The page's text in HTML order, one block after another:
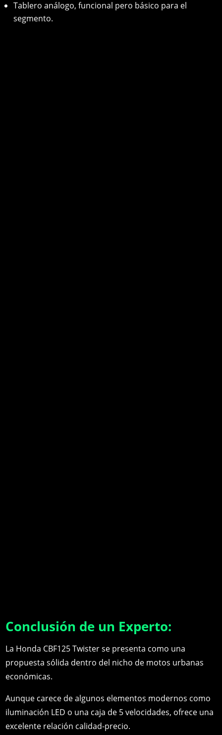
Tablero análogo, funcional pero básico para el
segmento.
Conclusión de un Experto:
La Honda CBF125 Twister se presenta como una
propuesta sólida dentro del nicho de motos urbanas
económicas.
Aunque carece de algunos elementos modernos como
iluminación LED o una caja de 5 velocidades, ofrece una
excelente relación calidad-precio.